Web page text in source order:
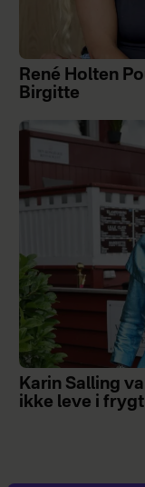
René Holten
Birgitte
Karin Salling
ikke leve i frygt